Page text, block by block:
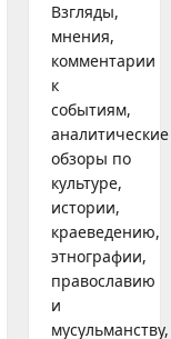
Взгляды,
мнения,
комментарии
к
событиям,
аналитические
обзоры по
культуре,
истории,
краеведению,
этнографии,
православию
и
мусульманству,